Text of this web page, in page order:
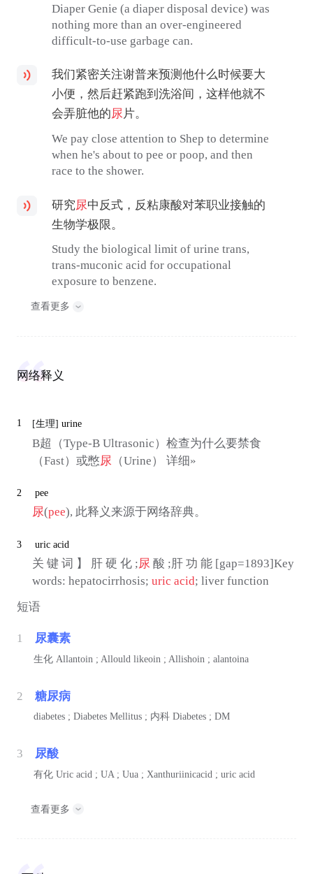
Diaper Genie (a diaper disposal device) was
nothing more than an over-engineered
difficult-to-use garbage can.
我们紧密关注谢普来预测他什么时候要大
小便，然后赶紧跑到洗浴间，这样他就不
会弄脏他的尿片。
We pay close attention to Shep to determine
when he's about to pee or poop, and then
race to the shower.
研究尿中反式，反粘康酸对苯职业接触的
生物学极限。
Study the biological limit of urine trans,
trans-muconic acid for occupational
exposure to benzene.
查看更多
网络释义
1 [生理] urine
B超（Type-B Ultrasonic）检查为什么要禁食
（Fast）或憋尿 （Urine） 详细»
2 pee
尿(pee), 此释义来源于网络辞典。
3 uric acid
关 键 词 】 肝 硬 化 ;尿 酸 ;肝 功 能 [gap=1893]Key
words: hepatocirrhosis; uric acid; liver function
短语
1 尿囊素
生化 Allantoin ; Allould likeoin ; Allishoin ; alantoina
2 糖尿病
diabetes ; Diabetes Mellitus ; 内科 Diabetes ; DM
3 尿酸
有化 Uric acid ; UA ; Uua ; Xanthuriinicacid ; uric acid
查看更多